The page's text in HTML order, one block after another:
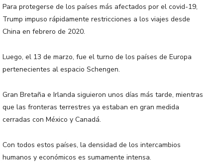
Para protegerse de los países más afectados por el covid-19,
Trump impuso rápidamente restricciones a los viajes desde
China en febrero de 2020.
Luego, el 13 de marzo, fue el turno de los países de Europa
pertenecientes al espacio Schengen.
Gran Bretaña e Irlanda siguieron unos días más tarde, mientras
que las fronteras terrestres ya estaban en gran medida
cerradas con México y Canadá.
Con todos estos países, la densidad de los intercambios
humanos y económicos es sumamente intensa.